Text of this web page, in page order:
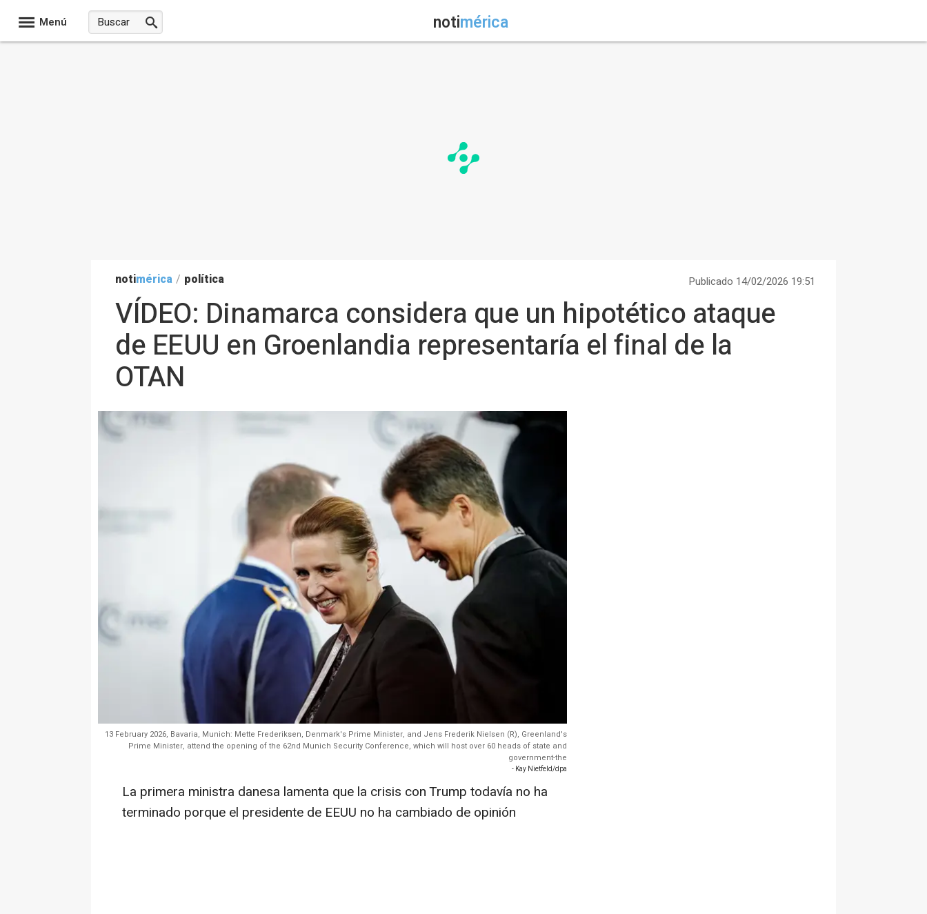
Menú notimérica
notimérica / política Publicado 14/02/2026 19:51
VÍDEO: Dinamarca considera que un hipotético ataque
de EEUU en Groenlandia representaría el final de la
OTAN
13 February 2026, Bavaria, Munich: Mette Frederiksen, Denmark's Prime Minister, and Jens Frederik Nielsen (R), Greenland's
Prime Minister, attend the opening of the 62nd Munich Security Conference, which will host over 60 heads of state and
government-the
- Kay Nietfeld/dpa
La primera ministra danesa lamenta que la crisis con Trump todavía no ha
terminado porque el presidente de EEUU no ha cambiado de opinión